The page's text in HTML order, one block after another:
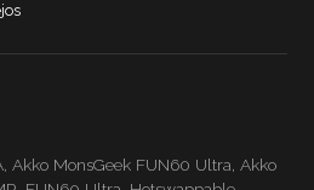
,Akko MonsGeek FUN60 Ultra,Akko